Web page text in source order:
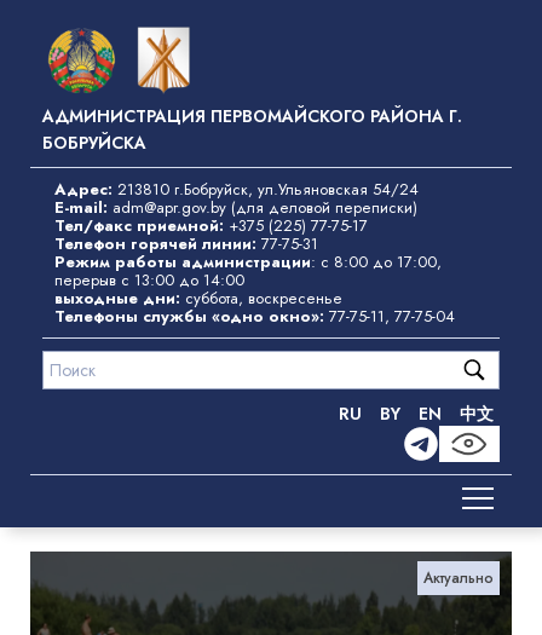
основному
содержанию
АДМИНИСТРАЦИЯ ПЕРВОМАЙСКОГО РАЙОНА Г.
БОБРУЙСКА
Адрес: 213810 г.Бобруйск, ул.Ульяновская 54/24
E-mail: adm@apr.gov.by (для деловой переписки)
Тел/факс приемной: +375 (225) 77-75-17
Телефон горячей линии: 77-75-31
Режим работы администрации: с 8:00 до 17:00,
перерыв с 13:00 до 14:00
выходные дни: суббота, воскресенье
Телефоны службы «одно окно»: 77-75-11, 77-75-04
RU BY EN 中文
Актуально